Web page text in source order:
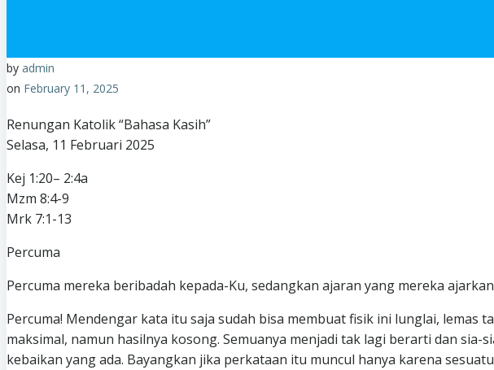
by admin
on February 11, 2025
Renungan Katolik “Bahasa Kasih”
Selasa, 11 Februari 2025
Kej 1:20– 2:4a
Mzm 8:4-9
Mrk 7:1-13
Percuma
Percuma mereka beribadah kepada-Ku, sedangkan ajaran yang mereka
Percuma! Mendengar kata itu saja sudah bisa membuat fisik ini lunglai, lemas
maksimal, namun hasilnya kosong. Semuanya menjadi tak lagi berarti dan
kebaikan yang ada. Bayangkan jika perkataan itu muncul hanya karena